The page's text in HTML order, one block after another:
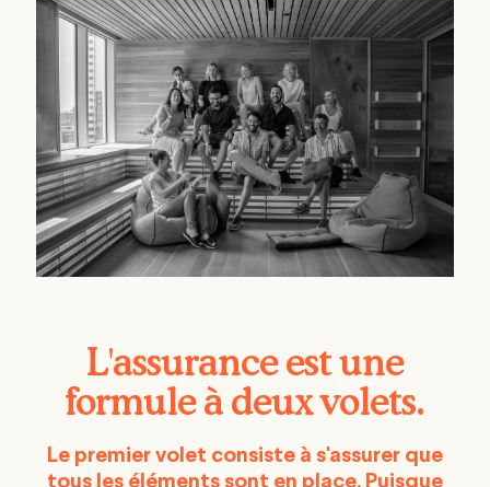
L'assurance est une
formule à deux volets.
Le premier volet consiste à s'assurer que
tous les éléments sont en place. Puisque